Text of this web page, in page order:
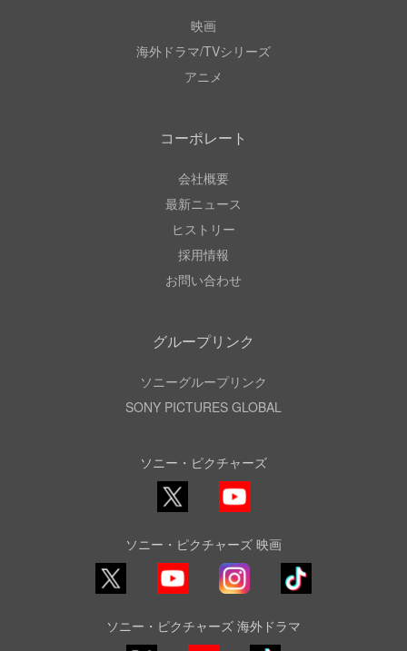
映画
海外ドラマ/TVシリーズ
アニメ
コーポレート
会社概要
最新ニュース
ヒストリー
採用情報
お問い合わせ
グループリンク
ソニーグループリンク
SONY PICTURES GLOBAL
ソニー・ピクチャーズ
ソニー・ピクチャーズ 映画
ソニー・ピクチャーズ 海外ドラマ